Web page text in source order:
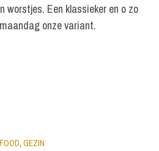
worstjes. Een klassieker en o zo
onze variant.
FOOD GEZIN